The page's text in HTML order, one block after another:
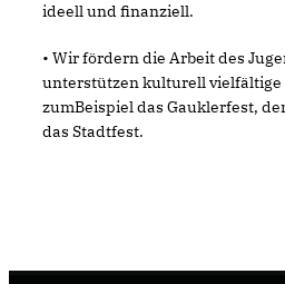
ideell und finanziell.
• Wir fördern die Arbeit des
unterstützen kulturell vielfältige
zumBeispiel das Gauklerfest,
das Stadtfest.